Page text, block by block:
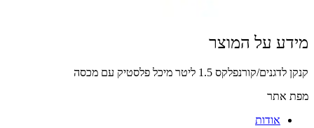
מידע על המוצר
קנקן לדגנים/קורנפלקס 1.5 ליטר מיכל פלסטיק עם מכסה
מפת אתר
אודות